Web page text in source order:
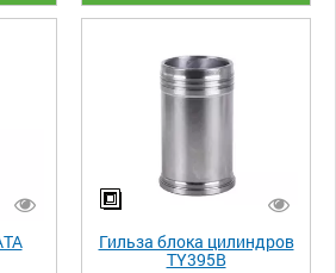
Гильза блока цилиндров
TY395B